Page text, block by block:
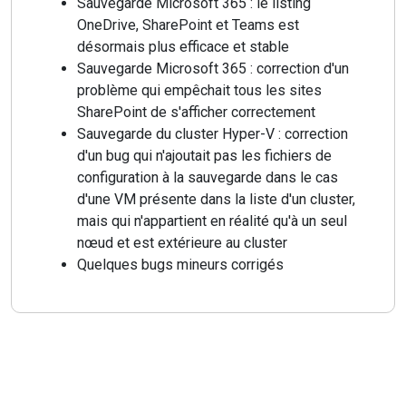
OneDrive, SharePoint et Teams est
désormais plus efficace et stable
Sauvegarde Microsoft 365 : correction d'un
problème qui empêchait tous les sites
SharePoint de s'afficher correctement
Sauvegarde du cluster Hyper-V : correction
d'un bug qui n'ajoutait pas les fichiers de
configuration à la sauvegarde dans le cas
d'une VM présente dans la liste d'un cluster,
mais qui n'appartient en réalité qu'à un seul
nœud et est extérieure au cluster
Quelques bugs mineurs corrigés